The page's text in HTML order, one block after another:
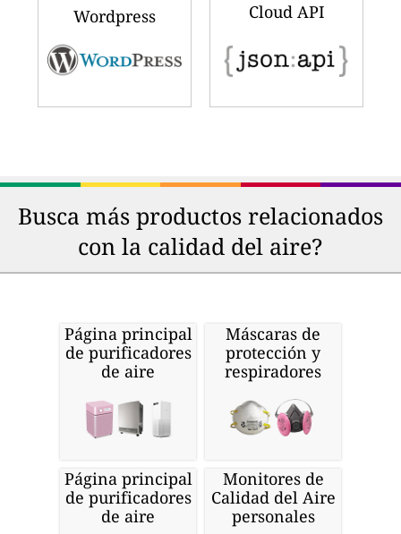
Wordpress Cloud API
Busca más productos relacionados
con la calidad del aire?
Página principal
de purificadores
de aire
Máscaras de
protección y
respiradores
Página principal
de purificadores
de aire
Monitores de
Calidad del Aire
personales